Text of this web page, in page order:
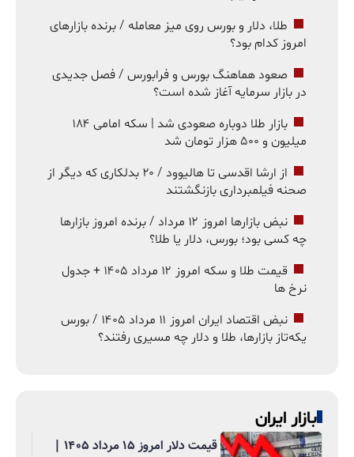
طلا، دلار و بورس روی میز معامله / برنده بازارهای
امروز کدام بود؟
صعود هماهنگ بورس و فرابورس / فصل جدیدی
در بازار سرمایه آغاز شده است؟
بازار طلا دوباره صعودی شد | سکه امامی ۱۸۴
میلیون و ۵۰۰ هزار تومان شد
از ارشا اقدسی تا هالیوود / ۲۰ بدلکاری که دیگر از
صحنه فیلمبرداری بازنگشتند
نبض بازارها امروز ۱۲ مرداد / برنده امروز بازارها
چه کسی بود؛ بورس، دلار یا طلا؟
قیمت طلا و سکه امروز ۱۲ مرداد ۱۴۰۵ + جدول
نرخ ها
نبض اقتصاد ایران امروز ۱۱ مرداد ۱۴۰۵ / بورس
یکه‌تاز بازارها، طلا و دلار چه مسیری رفتند؟
بازار ایران
قیمت دلار امروز ۱۵ مرداد ۱۴۰۵ |